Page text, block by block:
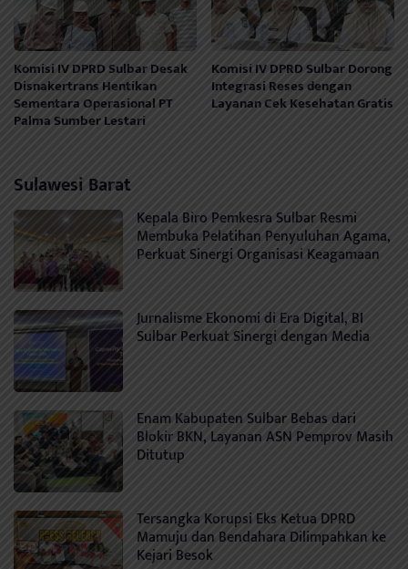
Komisi IV DPRD Sulbar Desak
Disnakertrans Hentikan
Sementara Operasional PT
Palma Sumber Lestari
Komisi IV DPRD Sulbar Dorong
Integrasi Reses dengan
Layanan Cek Kesehatan Gratis
Sulawesi Barat
Kepala Biro Pemkesra Sulbar Resmi
Membuka Pelatihan Penyuluhan Agama,
Perkuat Sinergi Organisasi Keagamaan
Jurnalisme Ekonomi di Era Digital, BI
Sulbar Perkuat Sinergi dengan Media
Enam Kabupaten Sulbar Bebas dari
Blokir BKN, Layanan ASN Pemprov Masih
Ditutup
Tersangka Korupsi Eks Ketua DPRD
Mamuju dan Bendahara Dilimpahkan ke
Kejari Besok